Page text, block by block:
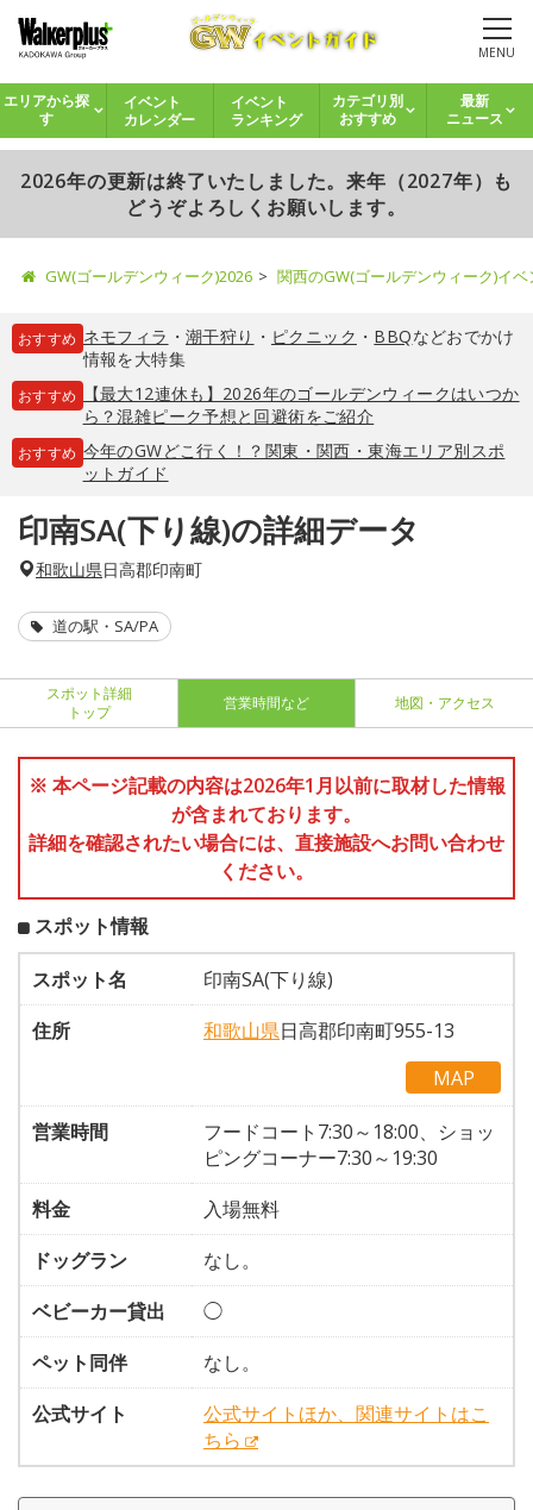
MENU
エリアから探
す
イベント
カレンダー
イベント
ランキング
カテゴリ別
おすすめ
最新
ニュース
2026年の更新は終了いたしました。来年（2027年）も
どうぞよろしくお願いします。
GW(ゴールデンウィーク)2026 関西のGW(ゴールデンウィーク)イ
おすすめ ネモフィラ ・ 潮干狩り ・ ピクニック ・ BBQなどおでかけ
情報を大特集
おすすめ
【最大12連休も】2026年のゴールデンウィークはいつか
ら？混雑ピーク予想と回避術をご紹介
おすすめ 今年のGWどこ行く！？関東・関西・東海エリア別スポ
ットガイド
印南SA(下り線)の詳細データ
和歌山県日高郡印南町
道の駅・SA/PA
スポット詳細
トップ
営業時間など 地図・アクセス
※ 本ページ記載の内容は2026年1月以前に取材した情報
が含まれております。
詳細を確認されたい場合には、直接施設へお問い合わせ
ください。
スポット情報
スポット名
印南SA(下り線)
住所
和歌山県日高郡印南町955-13
MAP
営業時間
フードコート7:30～18:00、ショッ
ピングコーナー7:30～19:30
料金
入場無料
ドッグラン
なし。
ベビーカー貸出
◯
ペット同伴
なし。
公式サイト
公式サイトほか、関連サイトはこ
ちら